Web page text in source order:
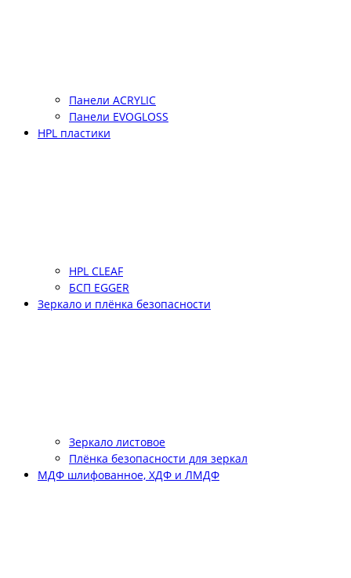
Панели ACRYLIC
Панели EVOGLOSS
HPL пластики
HPL CLEAF
БСП EGGER
Зеркало и плёнка безопасности
Зеркало листовое
Плёнка безопасности для зеркал
МДФ шлифованное, ХДФ и ЛМДФ